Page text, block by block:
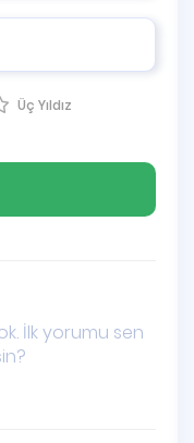
Üç Yıldız
İlk yorumu sen